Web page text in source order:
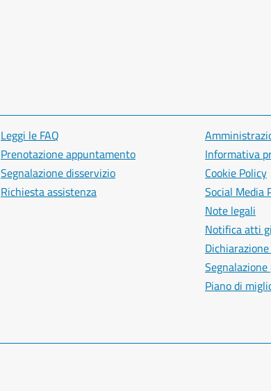
Leggi le FAQ
Prenotazione appuntamento
Segnalazione disservizio
Richiesta assistenza
Informativa
Cookie Policy
Social Media
Note legali
Notifica atti
Piano di